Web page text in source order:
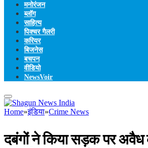
मनोरंजन
ब्लॉग
साहित्य
पिक्चर गैलरी
करियर
बिजनेस
बचपन
वीडियो
NewsVoir
Home»इंडिया»Crime News
दबंगों ने किया सड़क पर अवैध